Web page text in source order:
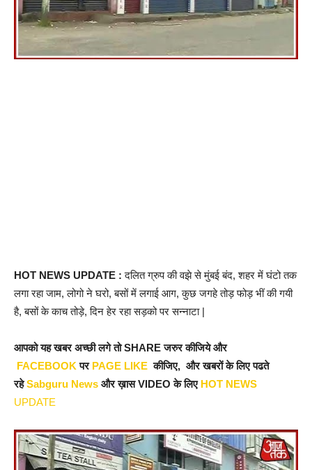
HOT NEWS UPDATE : दलित ग्रुप की वझे से मुंबई बंद, शहर में घंटो तक
लगा रहा जाम, लोगो ने घरो, बसों में लगाई आग, कुछ जगहे तोड़ फोड़ भीं की गयी
है, बसों के काच तोड़े, दिन हेर रहा सड़को पर सन्नाटा |
आपको यह खबर अच्छी लगे तो SHARE जरुर कीजिये और
FACEBOOKपर PAGE LIKE कीजिए, और खबरों के लिए पढते
रहेSabguru News और ख़ास VIDEO के लिए HOT NEWS
UPDATE